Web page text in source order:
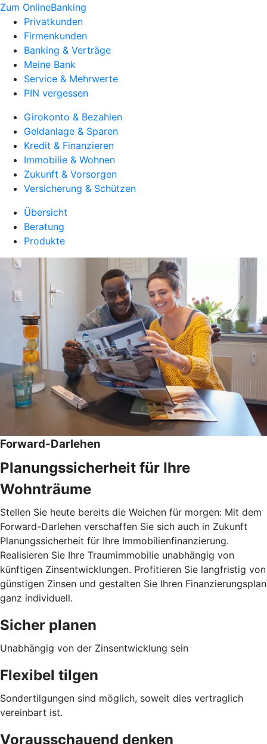
Zum OnlineBanking
Privatkunden
Firmenkunden
Banking & Verträge
Meine Bank
Service & Mehrwerte
PIN vergessen
Girokonto & Bezahlen
Geldanlage & Sparen
Kredit & Finanzieren
Immobilie & Wohnen
Zukunft & Vorsorgen
Versicherung & Schützen
Übersicht
Beratung
Produkte
Forward-Darlehen
Planungssicherheit für Ihre
Wohnträume
Stellen Sie heute bereits die Weichen für morgen: Mit dem
Forward-Darlehen verschaffen Sie sich auch in Zukunft
Planungssicherheit für Ihre Immobilienfinanzierung.
Realisieren Sie Ihre Traumimmobilie unabhängig von
künftigen Zinsentwicklungen. Profitieren Sie langfristig von
günstigen Zinsen und gestalten Sie Ihren Finanzierungsplan
ganz individuell.
Sicher planen
Unabhängig von der Zinsentwicklung sein
Flexibel tilgen
Sondertilgungen sind möglich, soweit dies vertraglich
vereinbart ist.
Vorausschauend denken